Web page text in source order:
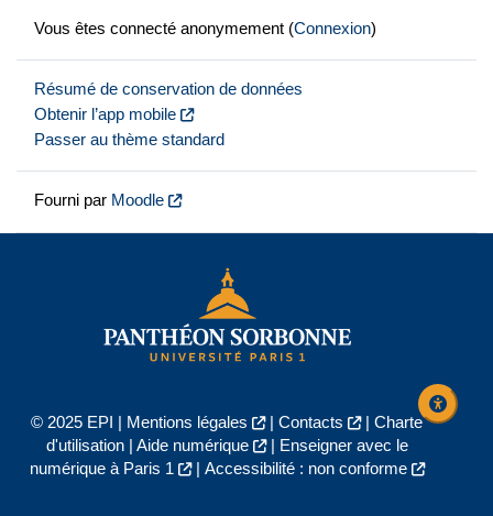
Vous êtes connecté anonymement (Connexion)
Résumé de conservation de données
Obtenir l’app mobile
Passer au thème standard
Fourni par Moodle
© 2025 EPI | Mentions légales | Contacts | Charte
d'utilisation| Aide numérique |
Enseigner avec le
numérique à Paris 1
| Accessibilité : non conforme